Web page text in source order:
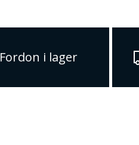
Fordon i lager